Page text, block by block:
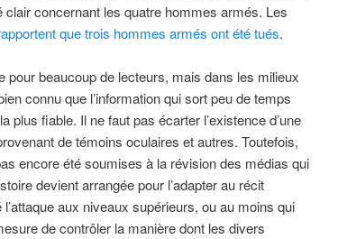
clair concernant les quatre hommes armés. Les
que trois hommes armés ont été tués.
beaucoup de lecteurs, mais dans les milieux
connu que l’information qui sort peu de temps
plus fiable. Il ne faut pas écarter l’existence d’une
de témoins oculaires et autres. Toutefois,
encore été soumises à la révision des médias qui
devient arrangée pour l’adapter au récit
aux niveaux supérieurs, ou au moins qui
de contrôler la manière dont les divers